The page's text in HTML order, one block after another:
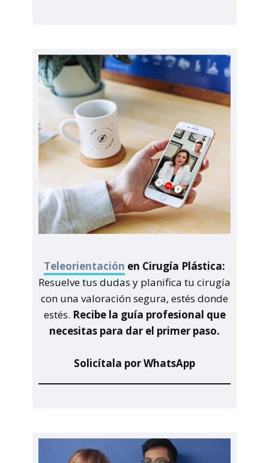
Teleorientación en Cirugía Plástica:
Resuelve tus dudas y planifica tu cirugía
con una valoración segura, estés donde
estés. Recibe la guía profesional que
necesitas para dar el primer paso.
Solicítala por WhatsApp